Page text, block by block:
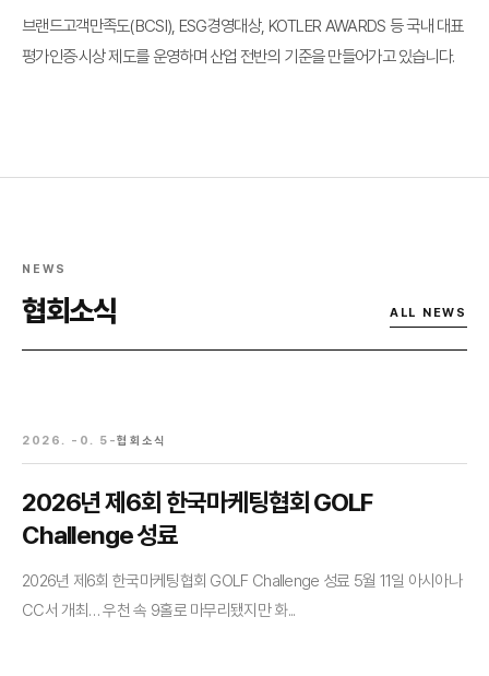
브랜드고객만족도(BCSI), ESG경영대상, KOTLER AWARDS 등 국내 대표
평가인증·시상 제도를 운영하며 산업 전반의 기준을 만들어가고 있습니다.
NEWS
협회소식 ALL NEWS
2026. -0. 5-협회소식
2026년 제6회 한국마케팅협회 GOLF
Challenge 성료
2026년 제6회 한국마케팅협회 GOLF Challenge 성료 5월 11일 아시아나
CC서 개최… 우천 속 9홀로 마무리됐지만 화...